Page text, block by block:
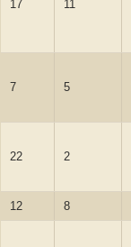
17 11
7 5
22 2
12 8